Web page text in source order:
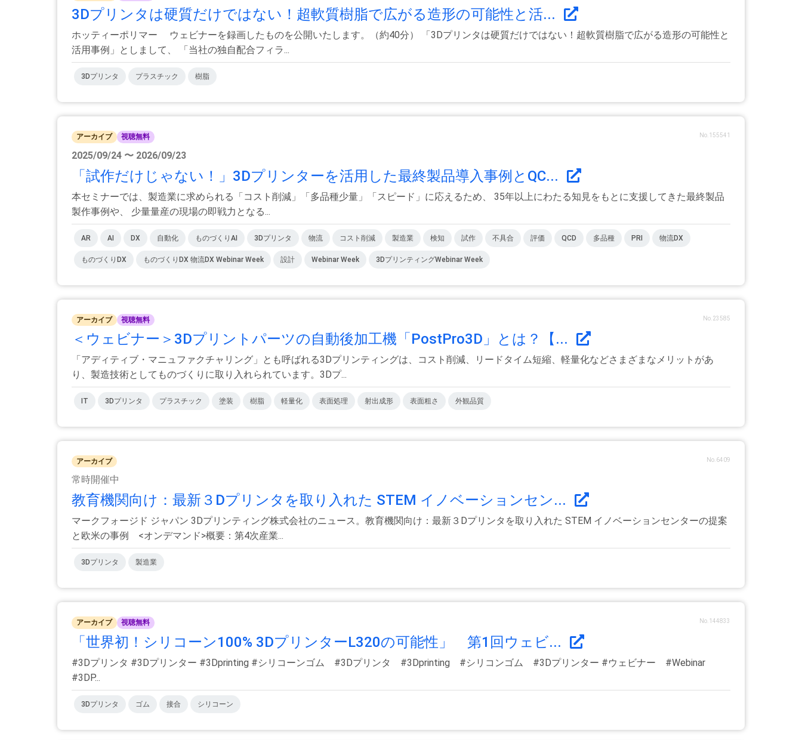
3Dプリンタは硬質だけではない！超軟質樹脂で広がる造形の可能性と活...
ホッティーポリマー ウェビナーを録画したものを公開いたします。（約40分） 「3Dプリンタは硬質だけではない！超軟質樹脂で広がる造形の可能性と
活用事例」としまして、 「当社の独自配合フィラ...
3Dプリンタ プラスチック 樹脂
アーカイブ 視聴無料 No.155541
2025/09/24 〜 2026/09/23
「試作だけじゃない！」3Dプリンターを活用した最終製品導入事例とQC...
本セミナーでは、製造業に求められる「コスト削減」「多品種少量」「スピード」に応えるため、 35年以上にわたる知見をもとに支援してきた最終製品
製作事例や、 少量量産の現場の即戦力となる...
AR AI DX 自動化 ものづくりAI 3Dプリンタ 物流 コスト削減 製造業 検知 試作 不具合 評価 QCD 多品種 PRI 物流DX
ものづくりDX ものづくりDX 物流DX Webinar Week 設計 Webinar Week 3DプリンティングWebinar Week
アーカイブ 視聴無料 No.23585
＜ウェビナー＞3Dプリントパーツの自動後加工機「PostPro3D」とは？【...
「アディティブ・マニュファクチャリング」とも呼ばれる3Dプリンティングは、コスト削減、リードタイム短縮、軽量化などさまざまなメリットがあ
り、製造技術としてものづくりに取り入れられています。3Dプ...
IT 3Dプリンタ プラスチック 塗装 樹脂 軽量化 表面処理 射出成形 表面粗さ 外観品質
アーカイブ No.6409
常時開催中
教育機関向け：最新３Dプリンタを取り入れた STEM イノベーションセン...
マークフォージド ジャパン 3Dプリンティング株式会社のニュース。教育機関向け：最新３Dプリンタを取り入れた STEM イノベーションセンターの提案
と欧米の事例 <オンデマンド>概要：第4次産業...
3Dプリンタ 製造業
アーカイブ 視聴無料 No.144833
「世界初！シリコーン100% 3DプリンターL320の可能性」 第1回ウェビ...
#3Dプリンタ #3Dプリンター #3Dprinting #シリコーンゴム #3Dプリンタ #3Dprinting #シリコンゴム #3Dプリンター #ウェビナー #Webinar
#3DP...
3Dプリンタ ゴム 接合 シリコーン